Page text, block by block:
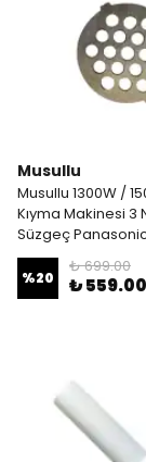
Musullu
Musullu 1300W /
Kıyma Makinesi 3
Süzgeç
%20
₺ 699.00
₺ 559.00